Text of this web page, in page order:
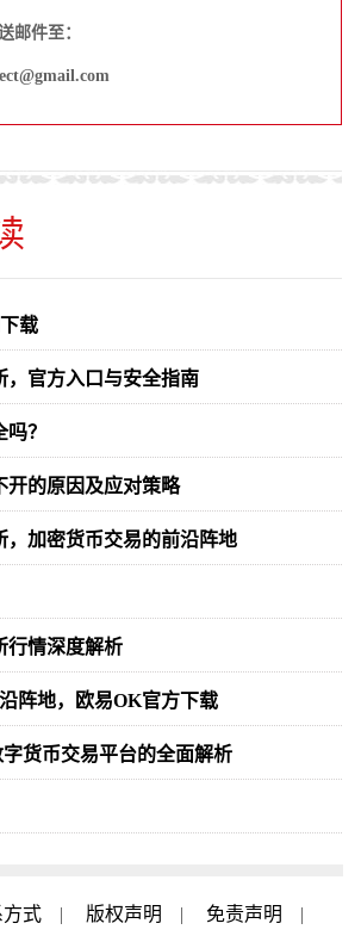
邮件至：
载
，官方入口与安全指南
？
开的原因及应对策略
，加密货币交易的前沿阵地
行情深度解析
阵地，欧易OK官方下载
货币交易平台的全面解析
式 | 版权声明 | 免责声明
|